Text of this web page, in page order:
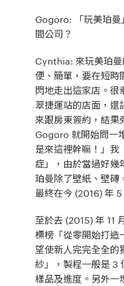
Gogoro: 「玩美珀
間公司？
Cynthia: 來玩美珀
便、簡單，要在短時
閃地走出這家店。很
翠捷運站的店面，
來跟房東簽約，結果
Gogoro 就開始問一
是來這裡幹嘛！」我
症」，由於當過好幾
珀曼除了壁紙、壁磚
最終在今 (2016) 年 5
至於去 (2015) 年 11
標榜「從零開始打造
望使新人完完全全的
紗」，製程一般是 3
樣品及進度。另外一